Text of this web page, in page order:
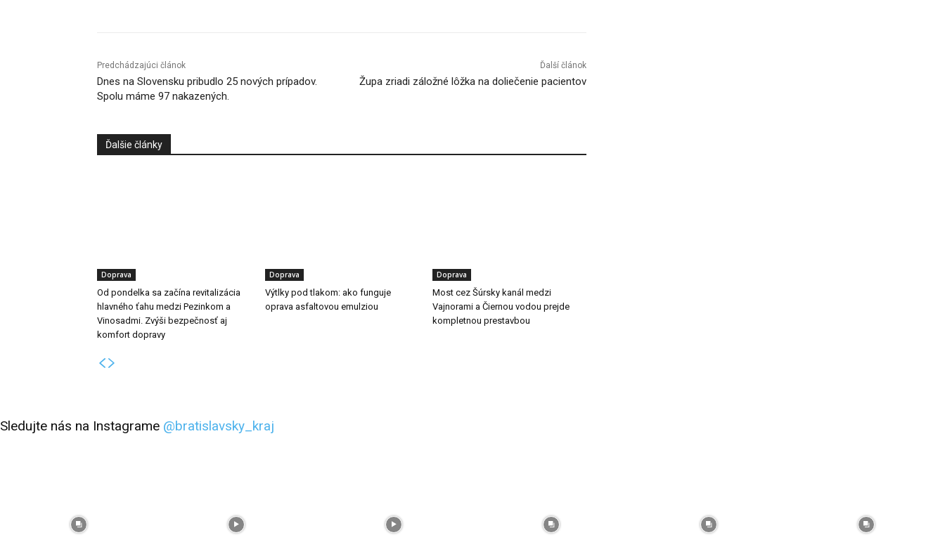
Predchádzajúci článok
Dnes na Slovensku pribudlo 25 nových prípadov.
Spolu máme 97 nakazených.
Ďalší článok
Župa zriadi záložné lôžka na doliečenie pacientov
Ďalšie články
Doprava
Od pondelka sa začína revitalizácia
hlavného ťahu medzi Pezinkom a
Vinosadmi. Zvýši bezpečnosť aj
komfort dopravy
Doprava
Výtlky pod tlakom: ako funguje
oprava asfaltovou emulziou
Doprava
Most cez Šúrsky kanál medzi
Vajnorami a Čiernou vodou prejde
kompletnou prestavbou
Sledujte nás na Instagrame @bratislavsky_kraj